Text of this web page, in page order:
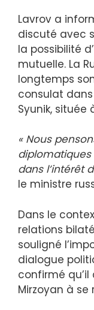
Lavrov a
discuté avec
la possibilité
mutuelle. La
longtemps
consulat
Syunik, située
« Nous
dans l’intérêt
le ministre
Dans le
relations
souligné
dialogue
confirmé
Mirzoyan à se